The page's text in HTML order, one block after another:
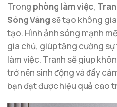
Trong phòng làm việc,
Sóng Vàng sẽ tạo không
tạo. Hình ảnh sóng mạnh
gia chủ, giúp tăng cường
làm việc. Tranh sẽ giúp
trở nên sinh động và đầy
bạn đạt được hiệu quả cao